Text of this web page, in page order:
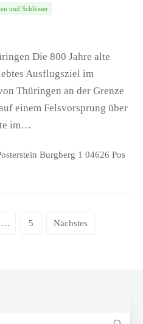
und Schlösser
Die 800 Jahre alte
Ausflugsziel im
Thüringen an der Grenze
einem Felsvorsprung über
im…
Burgberg 1 04626 Pos
… 5 Nächstes